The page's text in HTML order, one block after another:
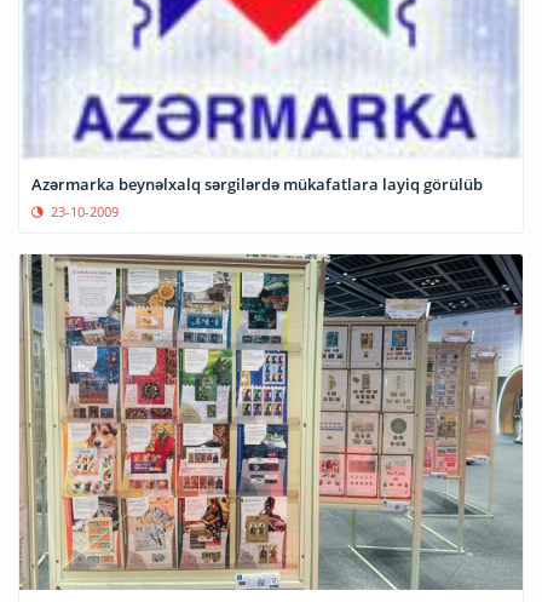
Azərmarka beynəlxalq sərgilərdə mükafatlara layiq görülüb
23-10-2009